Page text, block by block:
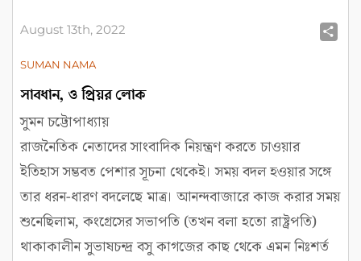
August 13th, 2022
SUMAN NAMA
সাবধান, ও প্রিয়র লোক
সুমন চট্টোপাধ্যায়
রাজনৈতিক নেতাদের সাংবাদিক নিয়ন্ত্রণ করতে চাওয়ার
ইতিহাস সম্ভবত পেশার সূচনা থেকেই। সময় বদল হওয়ার সঙ্গে
তার ধরন-ধারণ বদলেছে মাত্র। আনন্দবাজারে কাজ করার সময়
শুনেছিলাম, কংগ্রেসের সভাপতি (তখন বলা হতো রাষ্ট্রপতি)
থাকাকালীন সুভাষচন্দ্র বসু কাগজের কাছ থেকে এমন নিঃশর্ত